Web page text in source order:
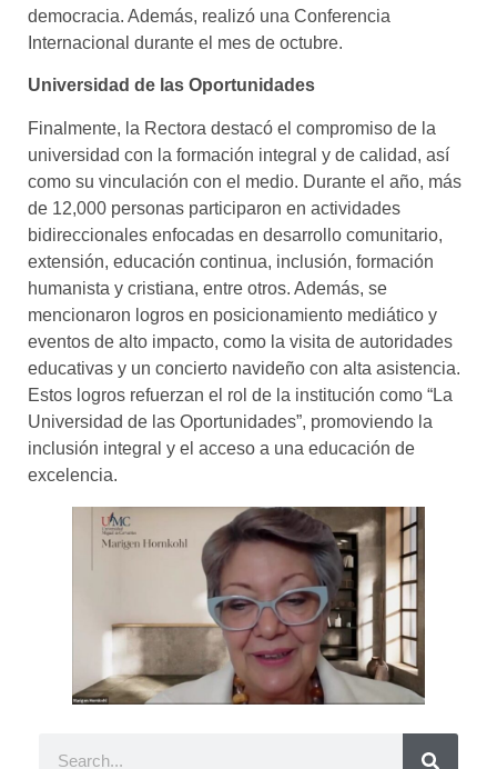
democracia. Además, realizó una Conferencia
Internacional durante el mes de octubre.
Universidad de las Oportunidades
Finalmente, la Rectora destacó el compromiso de la
universidad con la formación integral y de calidad, así
como su vinculación con el medio. Durante el año, más
de 12,000 personas participaron en actividades
bidireccionales enfocadas en desarrollo comunitario,
extensión, educación continua, inclusión, formación
humanista y cristiana, entre otros. Además, se
mencionaron logros en posicionamiento mediático y
eventos de alto impacto, como la visita de autoridades
educativas y un concierto navideño con alta asistencia.
Estos logros refuerzan el rol de la institución como “La
Universidad de las Oportunidades”, promoviendo la
inclusión integral y el acceso a una educación de
excelencia.